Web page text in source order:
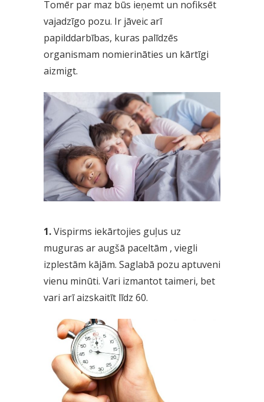
Tomēr par maz būs ieņemt un nofiksēt
vajadzīgo pozu. Ir jāveic arī
papilddarbības, kuras palīdzēs
organismam nomierināties un kārtīgi
aizmigt.
1.Vispirms iekārtojies guļus uz
muguras ar augšā paceltām , viegli
izplestām kājām. Saglabā pozu aptuveni
vienu minūti. Vari izmantot taimeri, bet
vari arī aizskaitīt līdz 60.